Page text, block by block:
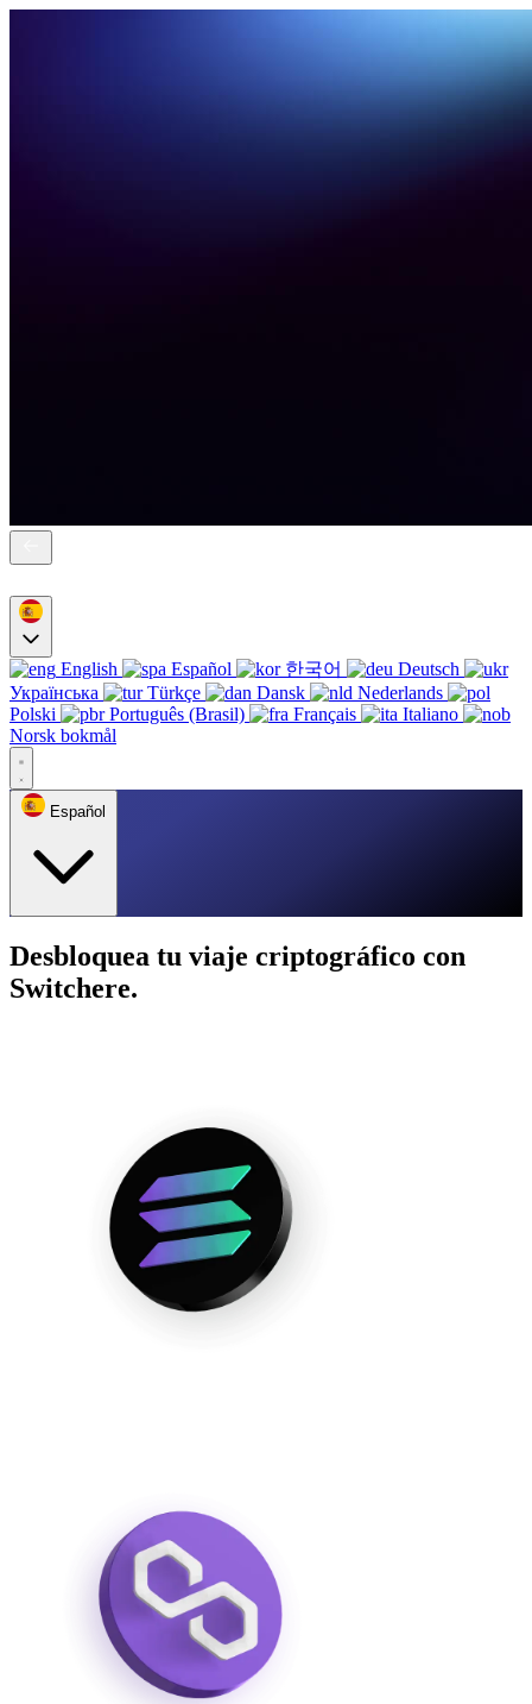
English Español 한국어
Deutsch
Українська
Türkçe Dansk
Nederlands
Polski
Português (Brasil) Français
Italiano
Norsk bokmål
Español
Desbloquea tu viaje criptográfico con
Switchere.